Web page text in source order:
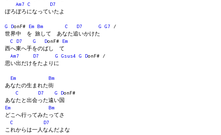
Am7
C
D7
ぼろぼろになっていたよ
G DonF# Em Bm C D7 G G7 /
世界中 を 旅して あなた追いかけた
C
D7 G DonF# Em
西へ東へ手をのばし て
Am7
D7 G Gsus4 G DonF# /
思い出だけをたよりに
Em
Bm
あなたの生まれた街
C
D7 G DonF#
あなたと出会った遠い国
Em
Bm
どこへ行ってみたってさ
C
D7
これからは一人なんだよな